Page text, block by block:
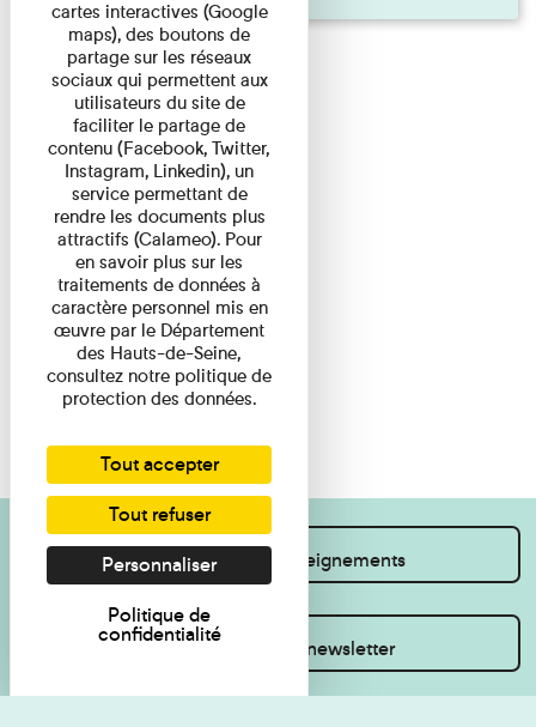
Je souhaite des renseignements
Inscrivez-vous à la newsletter
cartes interactives (Google
maps), des boutons de
partage sur les réseaux
sociaux qui permettent aux
utilisateurs du site de
faciliter le partage de
contenu (Facebook, Twitter,
Instagram, Linkedin), un
service permettant de
rendre les documents plus
attractifs (Calameo). Pour
en savoir plus sur les
traitements de données à
caractère personnel mis en
œuvre par le Département
des Hauts-de-Seine,
consultez notre politique de
protection des données.
Tout accepter
Tout refuser
Personnaliser
Politique de
confidentialité